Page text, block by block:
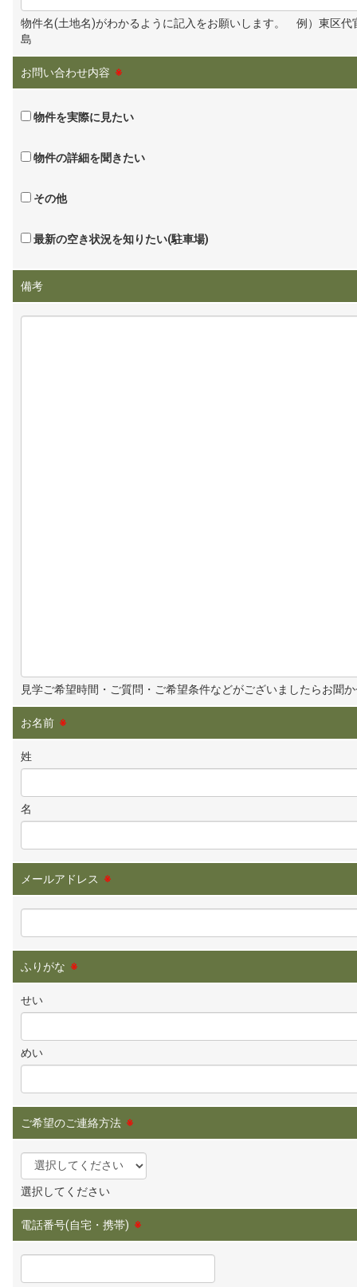
物件名(土地名)がわかるように記入をお願いします。 例）東区代
島
お問い合わせ内容 ※
物件を実際に見たい
物件の詳細を聞きたい
その他
最新の空き状況を知りたい(駐車場)
備考
見学ご希望時間・ご質問・ご希望条件などがございましたらお聞
お名前 ※
姓
名
メールアドレス ※
ふりがな ※
せい
めい
ご希望のご連絡方法 ※
選択してください
電話番号(自宅・携帯) ※